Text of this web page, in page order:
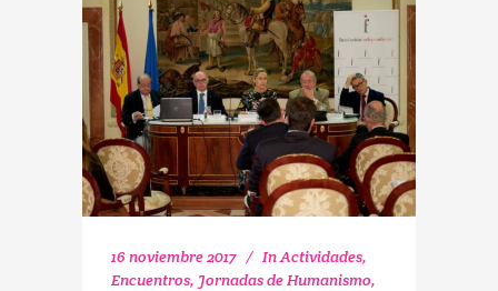
16 noviembre 2017 InActividades,
Encuentros, Jornadas de Humanismo,